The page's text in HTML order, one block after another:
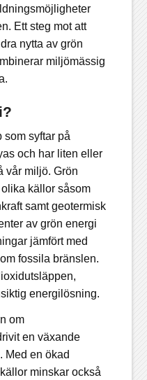
Ett steg mot att
nytta av grön
miljömässig
som syftar på
och har liten eller
vår miljö. Grön
källor såsom
samt geotermisk
av grön energi
jämfört med
fossila bränslen.
energilösning.
om
en växande
Med en ökad
minskar också